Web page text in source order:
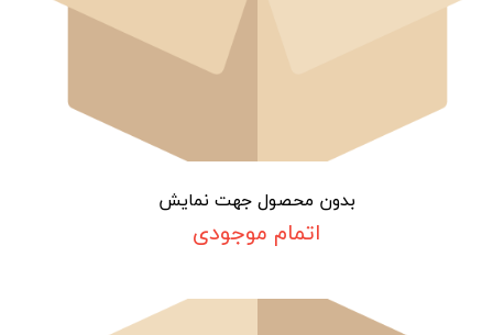
بدون محصول جهت نمایش
اتمام موجودی